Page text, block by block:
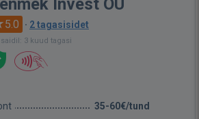
Invest OÜ
5.0 · 2 tagasisidet
saidil: 3 kuud tagasi
35-60€/tund